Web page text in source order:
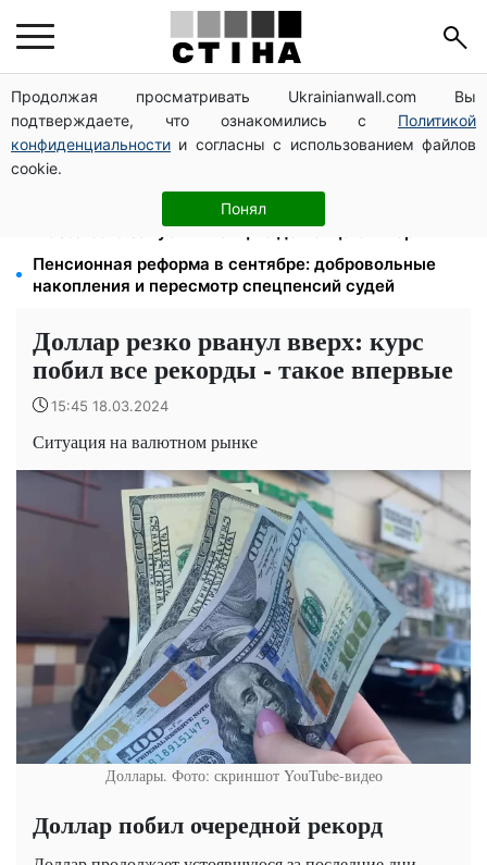
Продолжая просматривать Ukrainianwall.com Вы
подтверждаете, что ознакомились с Политикой
конфиденциальности и согласны с использованием файлов
cookie.
Понял
Мост Метро частично перекроют 7-10 августа:
водителям Киева советуют планировать объезд
113 млрд грн задолжали украинцы за коммуналку:
830 тысяч производств в реестре должников
Кэшбек до 40% на Netflix и YouTube: Ощадбанк и
Mastercard запустили акцию до конца октября
Пенсионная реформа в сентябре: добровольные
накопления и пересмотр спецпенсий судей
Доллар резко рванул вверх: курс
побил все рекорды - такое впервые
15:45 18.03.2024
Ситуация на валютном рынке
Доллары. Фото: скриншот YouTube-видео
Доллар побил очередной рекорд